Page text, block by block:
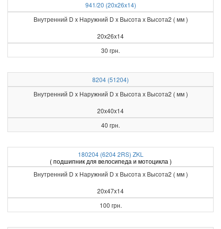
941/20 (20x26x14)
Внутренний D x Наружний D x Высота х Высота2 ( мм )
20x26x14
30 грн.
8204 (51204)
Внутренний D x Наружний D x Высота х Высота2 ( мм )
20x40x14
40 грн.
180204 (6204 2RS) ZKL
( подшипник для велосипеда и мотоцикла )
Внутренний D x Наружний D x Высота х Высота2 ( мм )
20x47x14
100 грн.